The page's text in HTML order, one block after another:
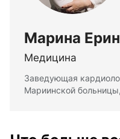
Марина
Медицина
Заведующая
Мариинской